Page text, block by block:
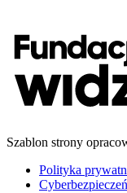
Szablon strony
Polityka